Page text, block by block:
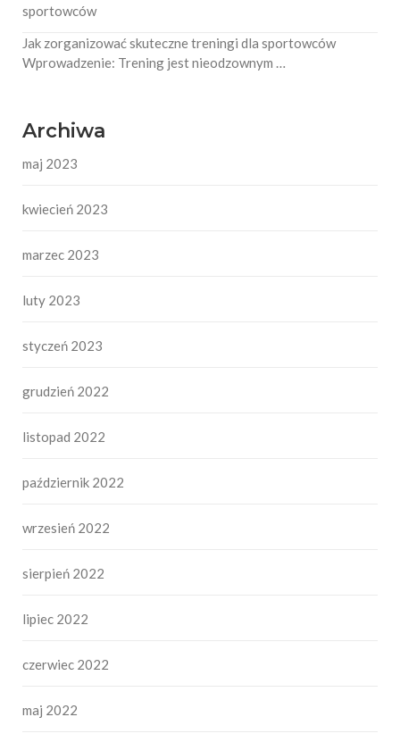
sportowców
Jak zorganizować skuteczne treningi dla sportowców
Wprowadzenie: Trening jest nieodzownym …
Archiwa
maj 2023
kwiecień 2023
marzec 2023
luty 2023
styczeń 2023
grudzień 2022
listopad 2022
październik 2022
wrzesień 2022
sierpień 2022
lipiec 2022
czerwiec 2022
maj 2022